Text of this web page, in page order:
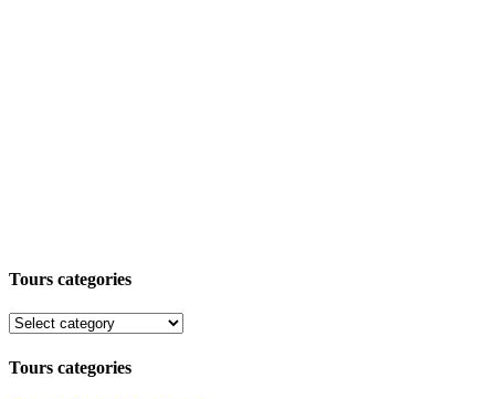
Tours categories
Tours categories